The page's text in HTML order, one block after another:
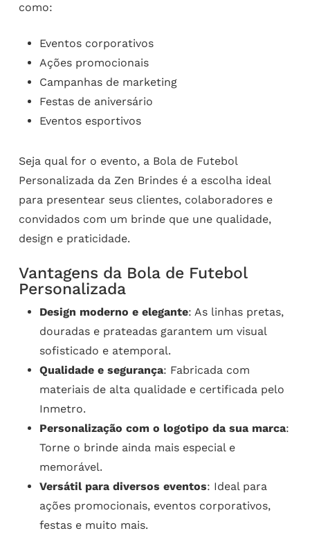
como:
Eventos corporativos
Ações promocionais
Campanhas de marketing
Festas de aniversário
Eventos esportivos
Seja qual for o evento, a Bola de Futebol
Personalizada da Zen Brindes é a escolha ideal
para presentear seus clientes, colaboradores e
convidados com um brinde que une qualidade,
design e praticidade.
Vantagens da Bola de Futebol
Personalizada
Design moderno e elegante: As linhas pretas,
douradas e prateadas garantem um visual
sofisticado e atemporal.
Qualidade e segurança: Fabricada com
materiais de alta qualidade e certificada pelo
Inmetro.
Personalização com o logotipo da sua marca:
Torne o brinde ainda mais especial e
memorável.
Versátil para diversos eventos: Ideal para
ações promocionais, eventos corporativos,
festas e muito mais.